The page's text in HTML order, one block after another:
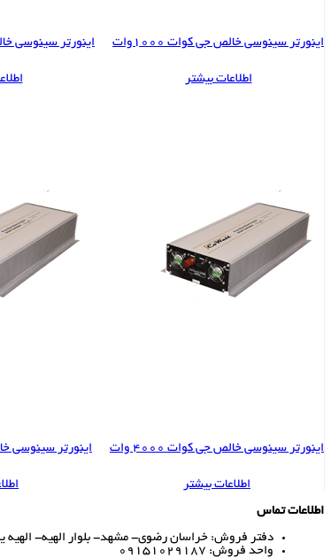
اینورتر سینوسی خالص جی کوات 1000وات
اطلاعات بیشتر
اینورتر سینوسی خالص
اینورتر سینوسی خالص جی کوات 4000 وات
اطلاعات بیشتر
اینورتر سینوسی خالص
اطلاعات تماس
دفتر فروش: خراسان رضوی- مشهد- بلوار الهیه- الهیه
واحد فروش: 09151029187